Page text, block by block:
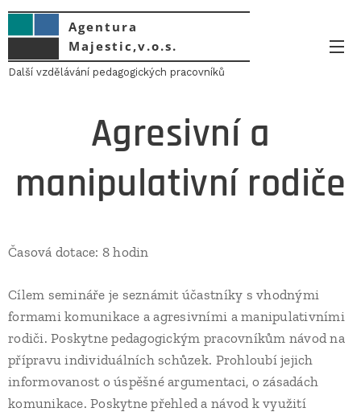
Agentura
Majestic,v.o.s.
Další vzdělávání pedagogických pracovníků
Agresivní a
manipulativní rodiče
Časová dotace: 8 hodin
Cílem semináře je seznámit účastníky s vhodnými
formami komunikace a agresivními a manipulativními
rodiči. Poskytne pedagogickým pracovníkům návod na
přípravu individuálních schůzek. Prohloubí jejich
informovanost o úspěšné argumentaci, o zásadách
komunikace. Poskytne přehled a návod k využití